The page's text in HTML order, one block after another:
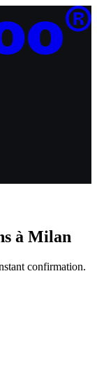
à Milan
confirmation.